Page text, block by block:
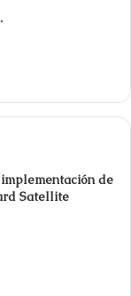
de
Satellite